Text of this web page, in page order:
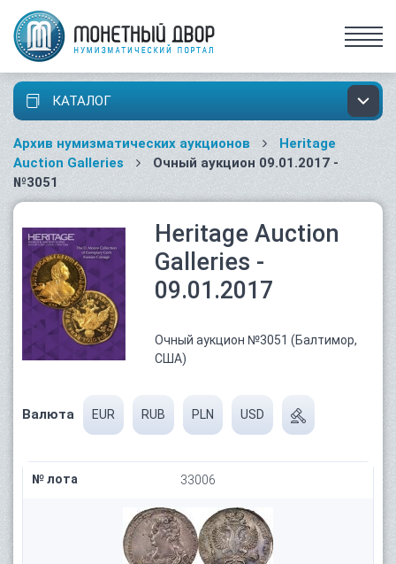
КАТАЛОГ
Архив нумизматических аукционов
Heritage
Auction Galleries
Очный аукцион 09.01.2017 -
№3051
Heritage Auction
Galleries -
09.01.2017
Очный аукцион №3051 (Балтимор,
США)
Валюта EUR RUB PLN USD
№ лота 33006